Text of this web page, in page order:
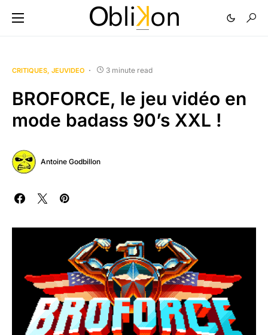
CRITIQUES JEUVIDEO 3 minute read
BROFORCE, le jeu vidéo en
mode badass 90’s XXL !
Antoine Godbillon